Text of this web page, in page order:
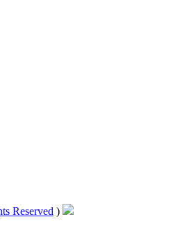
Reserved )